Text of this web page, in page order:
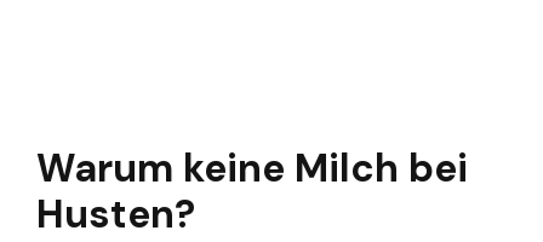
Warum keine Milch bei
Husten?